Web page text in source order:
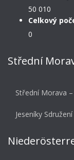
50 010
Celkový
0
Střední
Střední Morava
Jeseníky